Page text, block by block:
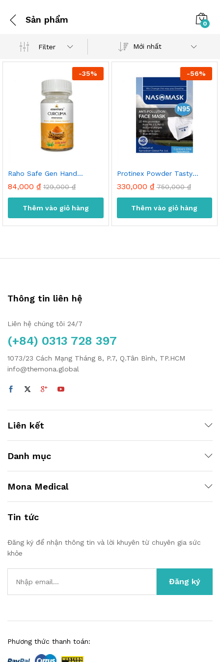
Sản phẩm 0
Filter Mới nhất
-35%
Raho Safe Gen Hand
Sanitizer 500ml
84,000 ₫ 129,000₫
Thêm vào giỏ hàng
-56%
Protinex Powder Tasty
330,000 ₫ 750,000₫
Thêm vào giỏ hàng
Thông tin liên hệ
Liên hệ chúng tôi 24/7
(+84) 0313 728 397
1073/23 Cách Mạng Tháng 8, P.7, Q.Tân Bình, TP.HCM
info@themona.global
Liên kết
Danh mục
Mona Medical
Tin tức
Đăng ký để nhận thông tin và lời khuyên từ chuyên gia sức
khỏe
Phương thức thanh toán: